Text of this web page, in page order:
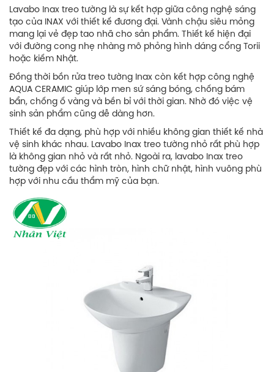
Lavabo Inax treo tường là sự kết hợp giữa công nghệ sáng
tạo của INAX với thiết kế đương đại. Vành chậu siêu mỏng
mang lại vẻ đẹp tao nhã cho sản phẩm. Thiết kế hiện đại
với đường cong nhẹ nhàng mô phỏng hình dáng cổng Torii
hoặc kiếm Nhật.
Đồng thời bồn rửa treo tường Inax còn kết hợp công nghệ
AQUA CERAMIC giúp lớp men sứ sáng bóng, chống bám
bẩn, chống ố vàng và bền bỉ với thời gian. Nhờ đó việc vệ
sinh sản phẩm cũng dễ dàng hơn.
Thiết kế đa dạng, phù hợp với nhiều không gian thiết kế nhà
vệ sinh khác nhau. Lavabo Inax treo tường nhỏ rất phù hợp
là không gian nhỏ và rất nhỏ. Ngoài ra, lavabo Inax treo
tường đẹp với các hình tròn, hình chữ nhật, hình vuông phù
hợp với nhu cầu thẩm mỹ của bạn.